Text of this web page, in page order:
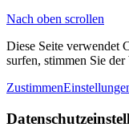
Nach oben scrollen
Diese Seite verwendet
surfen, stimmen Sie
Zustimmen